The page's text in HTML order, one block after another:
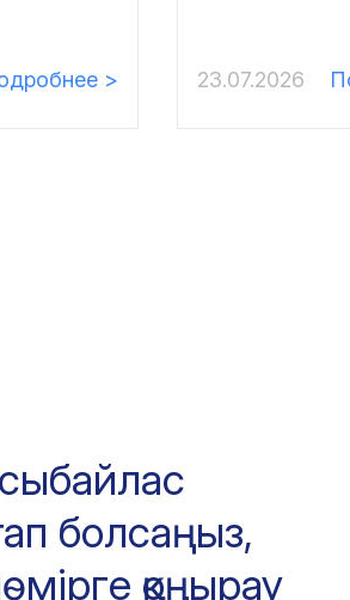
> 23.07.2026
болсаңыз,
қоңырау